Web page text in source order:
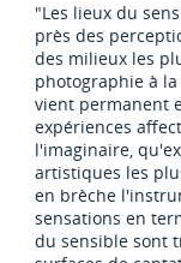
"Les lieux du
près des
des milieux les
photographie à
vient permanent
expériences
l'imaginaire,
artistiques les
en brèche
sensations en
du sensible sont